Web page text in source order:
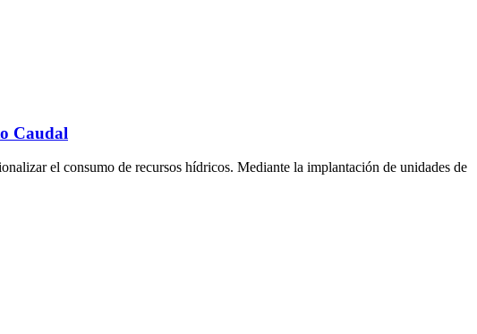
Caudal
el consumo de recursos hídricos. Mediante la implantación de unidades de